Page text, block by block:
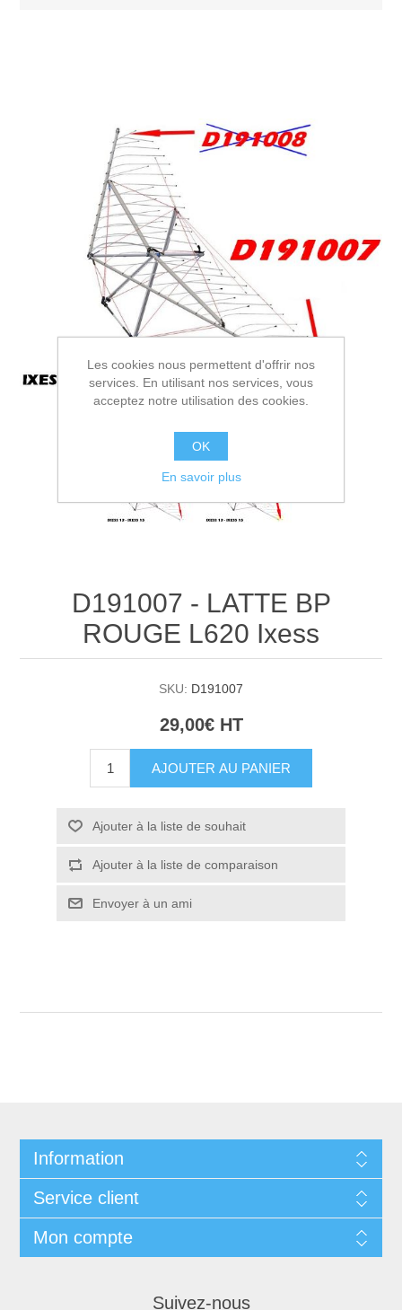
D191007 - LATTE BP
ROUGE L620 Ixess
SKU: D191007
29,00€ HT
AJOUTER AU PANIER
Ajouter à la liste de souhait
Ajouter à la liste de comparaison
Envoyer à un ami
Information
Service client
Mon compte
Suivez-nous
Les cookies nous permettent d'offrir nos
services. En utilisant nos services, vous
acceptez notre utilisation des cookies.
OK
En savoir plus